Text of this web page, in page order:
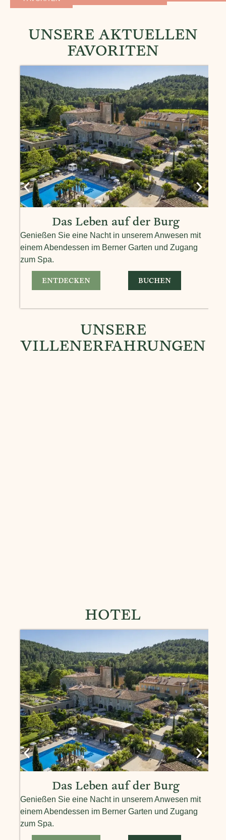
UNSERE AKTUELLEN
FAVORITEN
Das Leben auf der Burg
Genießen Sie eine Nacht in unserem Anwesen mit
einem Abendessen im Berner Garten und Zugang
zum Spa.
ENTDECKEN BUCHEN
UNSERE
VILLENERFAHRUNGEN
HOTEL
Das Leben auf der Burg
Genießen Sie eine Nacht in unserem Anwesen mit
einem Abendessen im Berner Garten und Zugang
zum Spa.